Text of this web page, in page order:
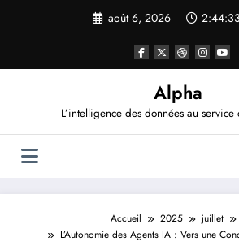
août 6, 2026
Alpha
L’intelligence des données au service
Accueil 2025 juillet
L’Autonomie des Agents IA : Vers une